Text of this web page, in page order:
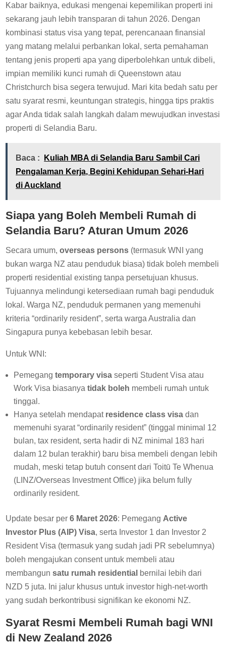
Kabar baiknya, edukasi mengenai kepemilikan properti ini
sekarang jauh lebih transparan di tahun 2026. Dengan
kombinasi status visa yang tepat, perencanaan finansial
yang matang melalui perbankan lokal, serta pemahaman
tentang jenis properti apa yang diperbolehkan untuk dibeli,
impian memiliki kunci rumah di Queenstown atau
Christchurch bisa segera terwujud. Mari kita bedah satu per
satu syarat resmi, keuntungan strategis, hingga tips praktis
agar Anda tidak salah langkah dalam mewujudkan investasi
properti di Selandia Baru.
Baca :
Kuliah MBA di Selandia Baru Sambil Cari
Pengalaman Kerja, Begini Kehidupan Sehari-Hari
di Auckland
Siapa yang Boleh Membeli Rumah di
Selandia Baru? Aturan Umum 2026
Secara umum,overseas persons (termasuk WNI yang
bukan warga NZ atau penduduk biasa) tidak boleh membeli
properti residential existing tanpa persetujuan khusus.
Tujuannya melindungi ketersediaan rumah bagi penduduk
lokal. Warga NZ, penduduk permanen yang memenuhi
kriteria “ordinarily resident”, serta warga Australia dan
Singapura punya kebebasan lebih besar.
Untuk WNI:
Pemegangtemporary visa seperti Student Visa atau
Work Visa biasanyatidak boleh membeli rumah untuk
tinggal.
Hanya setelah mendapat residence class visa dan
memenuhi syarat “ordinarily resident” (tinggal minimal 12
bulan, tax resident, serta hadir di NZ minimal 183 hari
dalam 12 bulan terakhir) baru bisa membeli dengan lebih
mudah, meski tetap butuh consent dari Toitū Te Whenua
(LINZ/Overseas Investment Office) jika belum fully
ordinarily resident.
Update besar per6 Maret 2026: Pemegang Active
Investor Plus (AIP) Visa, serta Investor 1 dan Investor 2
Resident Visa (termasuk yang sudah jadi PR sebelumnya)
boleh mengajukan consent untuk membeli atau
membangunsatu rumah residential bernilai lebih dari
NZD 5 juta. Ini jalur khusus untuk investor high-net-worth
yang sudah berkontribusi signifikan ke ekonomi NZ.
Syarat Resmi Membeli Rumah bagi WNI
di New Zealand 2026